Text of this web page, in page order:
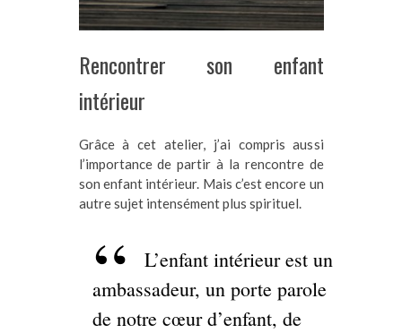
Rencontrer son enfant
intérieur
Grâce à cet atelier, j’ai compris aussi
l’importance de partir à la rencontre de
son enfant intérieur. Mais c’est encore un
autre sujet intensément plus spirituel.
L’enfant intérieur est un
ambassadeur, un porte parole
de notre cœur d’enfant, de